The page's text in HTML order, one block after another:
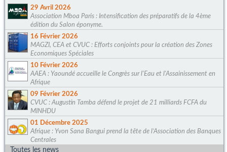
29 Avril 2026
Association Mboa Paris : Intensification des préparatifs de la 4ème
édition du Salon éponyme.
16 Février 2026
MAGZI, CEA et CVUC : Efforts conjoints pour la création des Zones
Economiques Spéciales
10 Février 2026
AAEA : Yaoundé accueille le Congrès sur l'Eau et l'Assainissement en
Afrique
09 Février 2026
CVUC : Augustin Tamba défend le projet de 21 milliards FCFA du
MINHDU
01 Décembre 2025
Afrique : Yvon Sana Bangui prend la tête de l’Association des Banques
Centrales
Toutes les news